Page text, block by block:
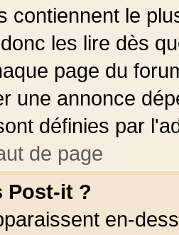
contiennent le
les lire dès
page du
une annonce
définies par
de page
Post-it ?
en-